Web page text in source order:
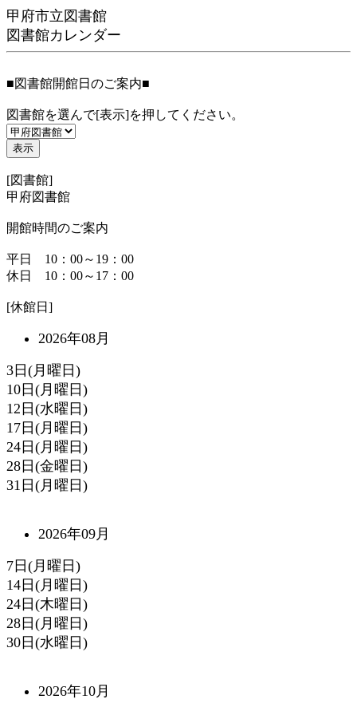
甲府市立図書館
図書館カレンダー
■図書館開館日のご案内■
図書館を選んで[表示]を押してください。
[図書館]
甲府図書館
開館時間のご案内
平日 10：00～19：00
休日 10：00～17：00
[休館日]
2026年08月
3日(月曜日)
10日(月曜日)
12日(水曜日)
17日(月曜日)
24日(月曜日)
28日(金曜日)
31日(月曜日)
2026年09月
7日(月曜日)
14日(月曜日)
24日(木曜日)
28日(月曜日)
30日(水曜日)
2026年10月